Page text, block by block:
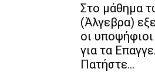
Στο μάθημα
(Άλγεβρα)
οι
για τα
Πατήστε...